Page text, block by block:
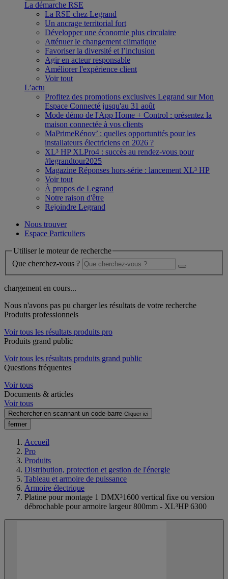
La démarche RSE
La RSE chez Legrand
Un ancrage territorial fort
Développer une économie plus circulaire
Atténuer le changement climatique
Favoriser la diversité et l’inclusion
Agir en acteur responsable
Améliorer l'expérience client
Voir tout
L’actu
Profitez des promotions exclusives Legrand sur Mon
Espace Connecté jusqu'au 31 août
Mode démo de l'App Home + Control : présentez la
maison connectée à vos clients
MaPrimeRénov’ : quelles opportunités pour les
installateurs électriciens en 2026 ?
XL³ HP XLPro4 : succès au rendez-vous pour
#legrandtour2025
Magazine Réponses hors-série : lancement XL³ HP
Voir tout
À propos de Legrand
Notre raison d'être
Rejoindre Legrand
Nous trouver
Espace Particuliers
Utiliser le moteur de recherche
Que cherchez-vous ?
chargement en cours...
Nous n'avons pas pu charger les résultats de votre recherche
Produits professionnels
Voir tous les résultats produits pro
Produits grand public
Voir tous les résultats produits grand public
Questions fréquentes
Voir tous
Documents & articles
Voir tous
Rechercher en scannant un code-barre Cliquer ici
fermer
Accueil
Pro
Produits
Distribution, protection et gestion de l'énergie
Tableau et armoire de puissance
Armoire électrique
Platine pour montage 1 DMX³1600 vertical fixe ou version
débrochable pour armoire largeur 800mm - XL³HP 6300